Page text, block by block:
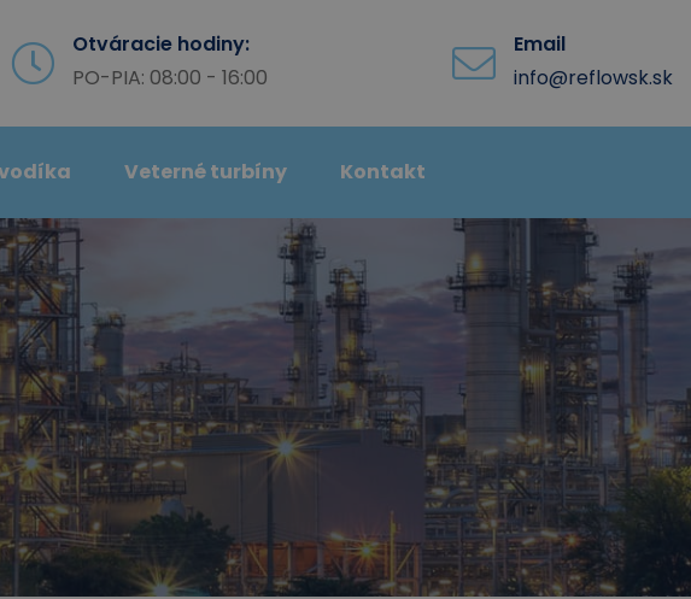
Otváracie hodiny:
PO-PIA: 08:00 - 16:00
Email
info@reflowsk.sk
Veterné turbíny Kontakt